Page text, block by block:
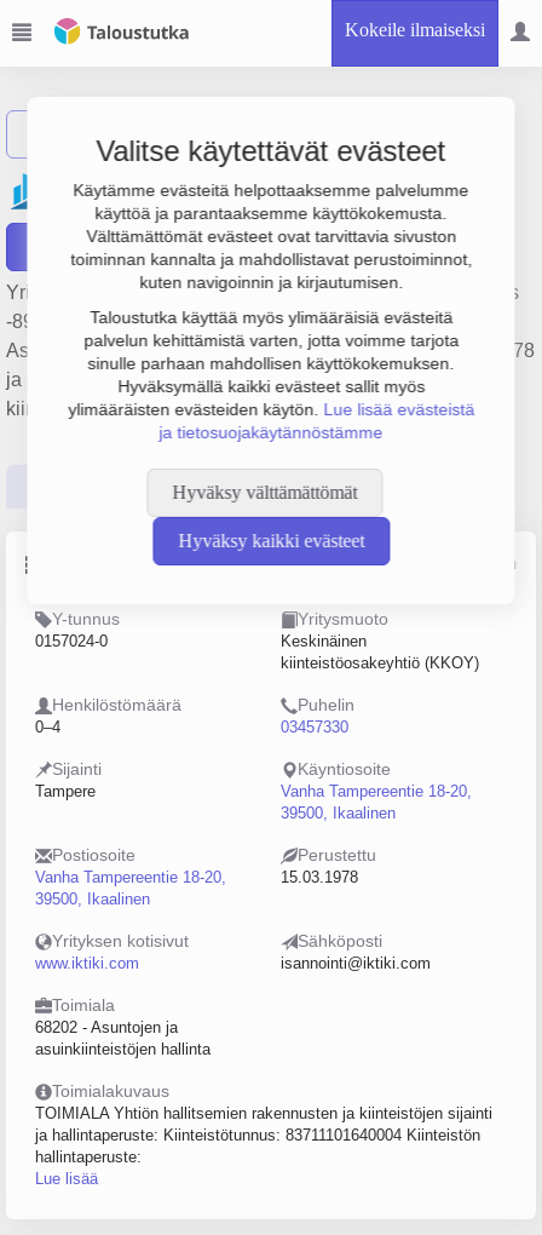
Kokeile ilmaiseksi
Valitse käytettävät evästeet
Käytämme evästeitä helpottaaksemme palvelumme
käyttöä ja parantaaksemme käyttökokemusta.
Välttämättömät evästeet ovat tarvittavia sivuston
toiminnan kannalta ja mahdollistavat perustoiminnot,
kuten navigoinnin ja kirjautumisen.
Taloustutka käyttää myös ylimääräisiä evästeitä
palvelun kehittämistä varten, jotta voimme tarjota
sinulle parhaan mahdollisen käyttökokemuksen.
Hyväksymällä kaikki evästeet sallit myös
ylimääräisten evästeiden käytön. Lue lisää evästeistä
ja tietosuojakäytännöstämme
Hyväksy välttämättömät
Hyväksy kaikki evästeet
Kiinteistö Oy Voima
Raportit
Yrityksen Kiinteistö Oy Voima liikevaihto on 387 000 €, tulos
-89 000 € ja henkilöstömäärä 0. Sen päätoimiala on
Asuntojen ja asuinkiinteistöjen hallinta, perustamisvuosi 1978
ja sijainti Tampere. Yrityksen yhtiömuoto Keskinäinen
kiinteistöosakeyhtiö (KKOY).
Tilinpäätösluvut Päättäjätiedot
Lähde: YTJ, PRH, Traficom
Y-tunnus
0157024-0
Yritysmuoto
Keskinäinen
kiinteistöosakeyhtiö (KKOY)
Henkilöstömäärä
0–4
Puhelin
03457330
Sijainti
Tampere
Käyntiosoite
Vanha Tampereentie 18-20,
39500, Ikaalinen
Postiosoite
Vanha Tampereentie 18-20,
39500, Ikaalinen
Perustettu
15.03.1978
Yrityksen kotisivut
www.iktiki.com
Sähköposti
isannointi@iktiki.com
Toimiala
68202 - Asuntojen ja
asuinkiinteistöjen hallinta
Toimialakuvaus
TOIMIALA Yhtiön hallitsemien rakennusten ja kiinteistöjen sijainti
ja hallintaperuste: Kiinteistötunnus: 83711101640004 Kiinteistön
hallintaperuste:
Lue lisää